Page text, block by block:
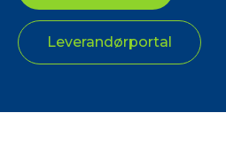
Leverandørportal